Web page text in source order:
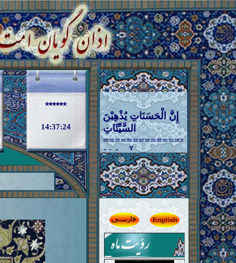
******
14:37:25
إِنَّ الْحَسَنَاتِ یُذْهِبْنَ
السَّیِّئَاتِ
====================
سوره هود آیه ١١٤
====================
قطعا نیکیها بدی ها
را از بین می برند